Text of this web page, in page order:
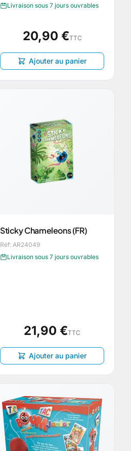
Livraison sous 7 jours ouvrables
20,90 €TTC
Ajouter au panier
Sticky Chameleons (FR)
Réf: AR24049
Livraison sous 7 jours ouvrables
21,90 €TTC
Ajouter au panier